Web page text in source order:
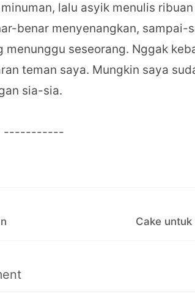
lalu asyik menulis
benar menyenangkan, sampai-
seseorang. Nggak
teman saya. Mungkin saya
sia-sia.
Cake